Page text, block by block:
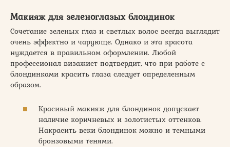
Макияж для зеленоглазых блондинок
Сочетание зеленых глаз и светлых волос всегда выглядит
очень эффектно и чарующе. Однако и эта красота
нуждается в правильном оформлении. Любой
профессионал визажист подтвердит, что при работе с
блондинками красить глаза следует определенным
образом.
Красивый макияж для блондинок допускает
наличие коричневых и золотистых оттенков.
Накрасить веки блондинок можно и темными
бронзовыми тенями.